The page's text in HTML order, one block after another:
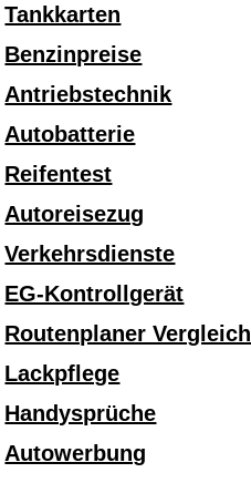
Tankkarten
Benzinpreise
Antriebstechnik
Autobatterie
Reifentest
Autoreisezug
Verkehrsdienste
EG-Kontrollgerät
Routenplaner Vergleich
Lackpflege
Handysprüche
Autowerbung